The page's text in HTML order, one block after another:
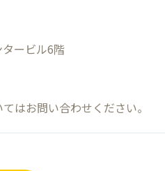
ービル6階
はお問い合わせください。